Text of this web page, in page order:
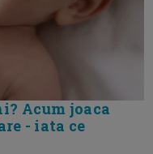
Acum joaca
- iata ce